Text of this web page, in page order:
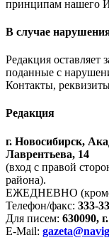
принципам нашего
В случае
Редакция оставляет
поданные с
Контакты,
Редакция
г. Новосибирск,
Лаврентьева, 14
(вход с правой
района).
ЕЖЕДНЕВНО (кроме
Телефон/факс: 333-
Для писем: 630090,
E-Mail: